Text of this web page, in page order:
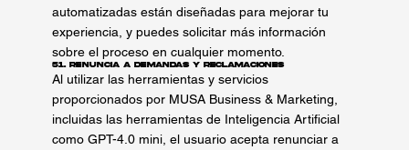
automatizadas están diseñadas para mejorar tu
experiencia, y puedes solicitar más información
sobre el proceso en cualquier momento.
51. Renuncia a Demandas y Reclamaciones
Al utilizar las herramientas y servicios
proporcionados por MUSA Business & Marketing,
incluidas las herramientas de Inteligencia Artificial
como GPT-4.0 mini, el usuario acepta renunciar a